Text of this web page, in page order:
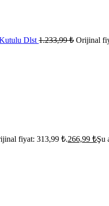
Dlst 1.233,99₺ Orijinal
fiyat: 313,99 ₺.266,99 ₺Şu